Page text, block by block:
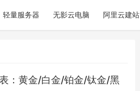
轻量服务器 无影云电脑 阿里云建站
：黄金/白金/铂金/钛金/黑